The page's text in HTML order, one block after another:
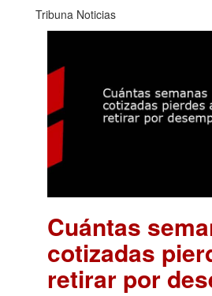
Tribuna Noticias
Cuántas
cotizadas
retirar por